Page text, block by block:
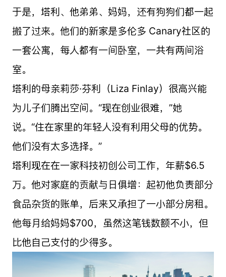
于是，塔利、他弟弟、妈妈，还有狗狗们都一起
搬了过来。他们的新家是多伦多 Canary社区的
一套公寓，每人都有一间卧室，一共有两间浴
室。
塔利的母亲莉莎·芬利（Liza Finlay）很高兴能
为儿子们腾出空间。“现在创业很难，”她
说。“住在家里的年轻人没有利用父母的优势。
他们没有太多选择。”
塔利现在在一家科技初创公司工作，年薪$6.5
万。他对家庭的贡献与日俱增：起初他负责部分
食品杂货的账单，后来又承担了一小部分房租。
他每月给妈妈$700，虽然这笔钱数额不小，但
比他自己支付的少得多。